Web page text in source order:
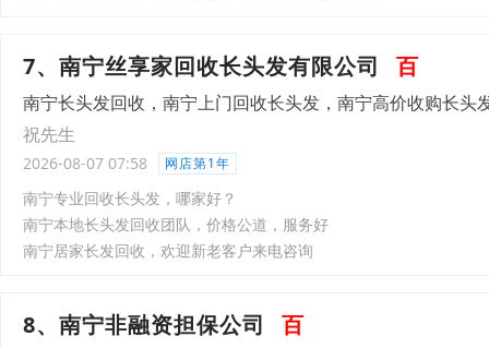
7、南宁丝享家回收长头发有限公司 百
南宁长头发回收，南宁上门回收长头发，南宁高价收购长头
祝先生
2026-08-07 07:58 网店第1年
南宁专业回收长头发，哪家好？
南宁本地长头发回收团队，价格公道，服务好
南宁居家长发回收，欢迎新老客户来电咨询
8、南宁非融资担保公司 百